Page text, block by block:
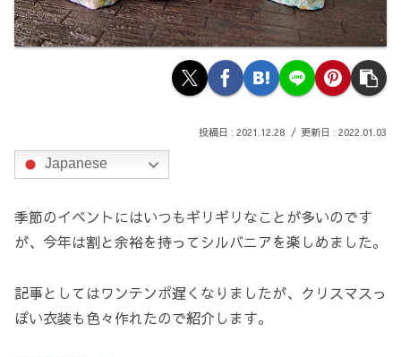
2021.12.28 2022.01.03
Japanese
季節のイベントにはいつもギリギリなことが多いのです
が、今年は割と余裕を持ってシルバニアを楽しめました。
記事としてはワンテンポ遅くなりましたが、クリスマスっ
ぽい衣装も色々作れたので紹介します。